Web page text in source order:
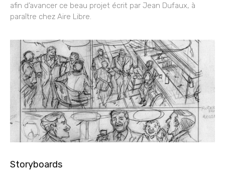
afin d’avancer ce beau projet écrit par Jean Dufaux, à
paraître chez Aire Libre.
Storyboards